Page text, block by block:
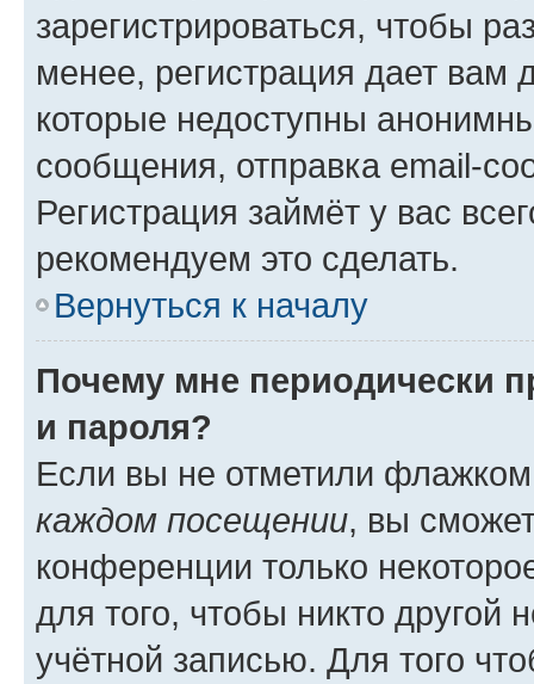
зарегистрироваться, чтобы
менее, регистрация дает вам
которые недоступны
сообщения, отправка email-
Регистрация займёт у вас
рекомендуем это сделать.
Вернуться к началу
Почему мне периодически
и пароля?
Если вы не отметили
каждом посещении, вы
конференции только
для того, чтобы никто другой
учётной записью. Для того